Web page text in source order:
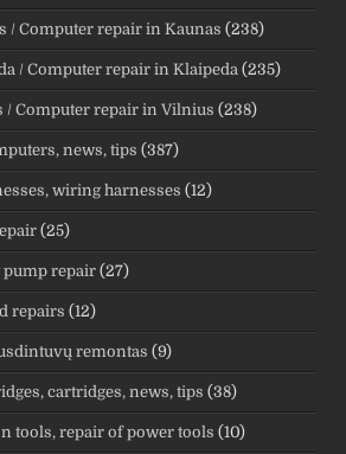
/ Computer repair in Kaunas (238)
/ Computer repair in Klaipeda (235)
/ Computer repair in Vilnius (238)
news, tips (387)
wiring harnesses (12)
(25)
pump repair (27)
repairs (12)
remontas (9)
cartridges, news, tips (38)
tools, repair of power tools (10)